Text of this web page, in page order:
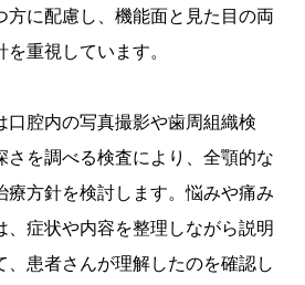
方に配慮し、機能面と見た目の両
重視しています。
口腔内の写真撮影や歯周組織検
さを調べる検査により、全顎的な
療方針を検討します。悩みや痛み
、症状や内容を整理しながら説明
患者さんが理解したのを確認し